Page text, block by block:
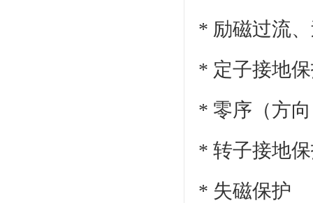
* 励磁过流
* 定子接地
* 零序（方
* 转子接地
* 失磁保护